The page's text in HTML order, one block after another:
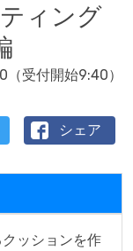
ィング
受付開始9:40）
シェア
ッションを作